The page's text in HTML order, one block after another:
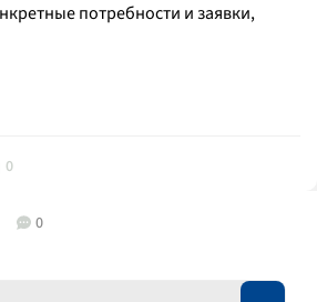
потребности и заявки,
0
0